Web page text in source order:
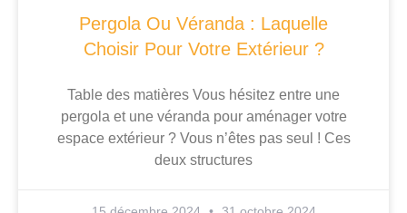
Pergola Ou Véranda : Laquelle
Choisir Pour Votre Extérieur ?
Table des matières Vous hésitez entre une
pergola et une véranda pour aménager votre
espace extérieur ? Vous n’êtes pas seul ! Ces
deux structures